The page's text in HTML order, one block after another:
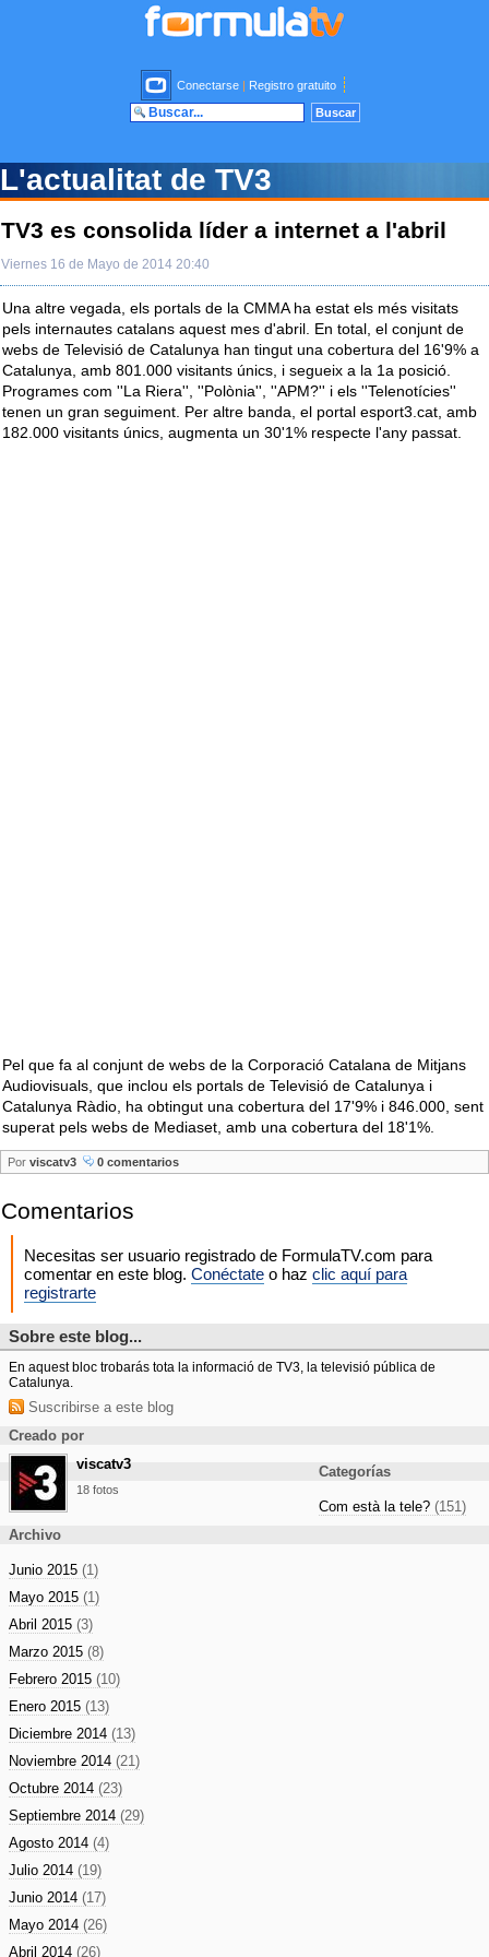
Conectarse | Registro gratuito
L'actualitat de TV3
TV3 es consolida líder a internet a l'abril
Viernes 16 de Mayo de 2014 20:40
Una altre vegada, els portals de la CMMA ha estat els més visitats
pels internautes catalans aquest mes d'abril. En total, el conjunt de
webs de Televisió de Catalunya han tingut una cobertura del 16'9% a
Catalunya, amb 801.000 visitants únics, i segueix a la 1a posició.
Programes com ''La Riera'', ''Polònia'', ''APM?'' i els ''Telenotícies''
tenen un gran seguiment. Per altre banda, el portal esport3.cat, amb
182.000 visitants únics, augmenta un 30'1% respecte l'any passat.
Pel que fa al conjunt de webs de la Corporació Catalana de Mitjans
Audiovisuals, que inclou els portals de Televisió de Catalunya i
Catalunya Ràdio, ha obtingut una cobertura del 17'9% i 846.000, sent
superat pels webs de Mediaset, amb una cobertura del 18'1%.
Por viscatv3 0 comentarios
Comentarios
Necesitas ser usuario registrado de FormulaTV.com para
comentar en este blog. Conéctate o haz clic aquí para
registrarte
Sobre este blog...
En aquest bloc trobarás tota la informació de TV3, la televisió pública de
Catalunya.
Suscribirse a este blog
Creado por
viscatv3
18 fotos
Categorías
Com està la tele? (151)
Archivo
Junio 2015 (1)
Mayo 2015 (1)
Abril 2015 (3)
Marzo 2015 (8)
Febrero 2015 (10)
Enero 2015 (13)
Diciembre 2014 (13)
Noviembre 2014 (21)
Octubre 2014 (23)
Septiembre 2014 (29)
Agosto 2014 (4)
Julio 2014 (19)
Junio 2014 (17)
Mayo 2014 (26)
Abril 2014 (26)